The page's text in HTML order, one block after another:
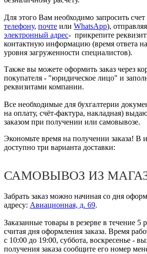
Для этого Вам необходимо запросить
телефону, почте или WhatsApp),
электронный адрес- прикрепите
контактную информацию (время ответа на
уровня загруженности специалистов).
Также вы можете оформить заказ через
покупателя - "юридическое лицо" и
реквизитами компании.
Все необходимые для бухгалтерии
на оплату, счёт-фактура, накладная)
заказом при получении или самовывозе.
Экономьте время на получении заказа! В
доступно три варианта доставки:
САМОВЫВОЗ ИЗ
Забрать заказ можно начиная со дня
адресу: Авиационная, д. 69.
Заказанные товары в резерве в течение 5
считая дня оформления заказа. Время
с 10:00 до 19:00, суббота, воскресенье -
получения заказа сообщите его номер